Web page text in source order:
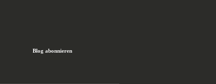
Blog abonnieren